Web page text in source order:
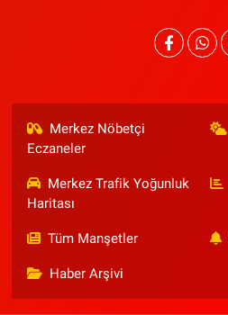
Merkez Nöbetçi
Eczaneler
Merkez Trafik Yoğunluk
Haritası
Tüm Manşetler
Haber Arşivi